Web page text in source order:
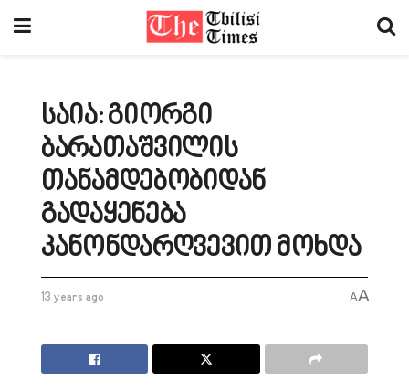
საია: გიორგი
ბარათაშვილის
თანამდებობიდან
გადაყენება
კანონდარღვევით მოხდა
13 years ago AA